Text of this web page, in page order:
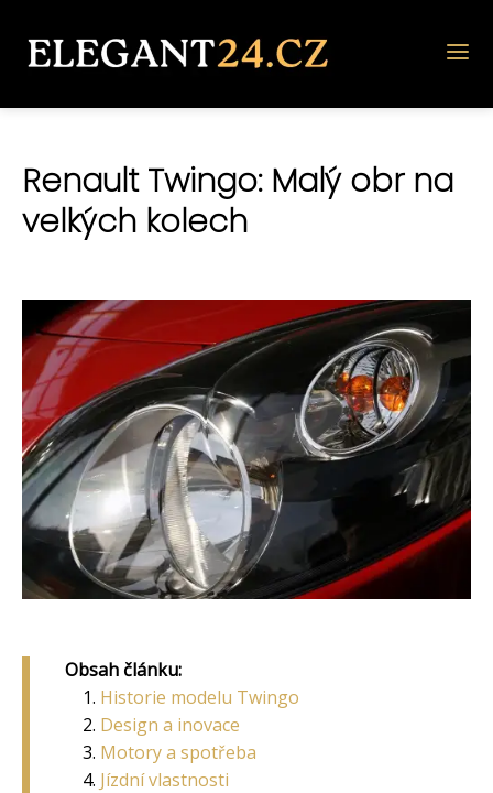
Renault Twingo: Malý obr na
velkých kolech
Obsah článku:
Historie modelu Twingo
Design a inovace
Motory a spotřeba
Jízdní vlastnosti